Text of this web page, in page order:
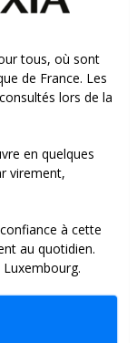
tous, où sont
de France. Les
lors de la
en quelques
virement,
à cette
au quotidien.